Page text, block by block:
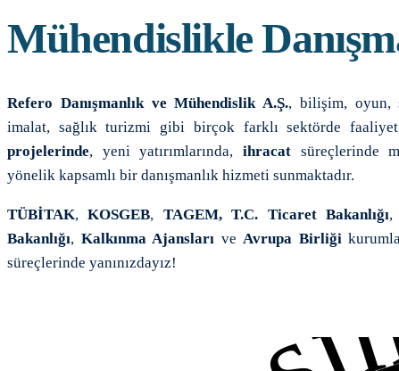
Mühendislikle
Refero Danışmanlık ve Mühendislik A.Ş., bilişim, oyun,
imalat, sağlık turizmi gibi birçok farklı sektörde faaliyet
projelerinde, yeni yatırımlarında, ihracat süreçlerinde
yönelik kapsamlı bir danışmanlık hizmeti sunmaktadır.
TÜBİTAK,KOSGEB, TAGEM, T.C. Ticaret Bakanlığı,
Bakanlığı, Kalkınma Ajansları ve Avrupa Birliği
süreçlerinde yanınızdayız!